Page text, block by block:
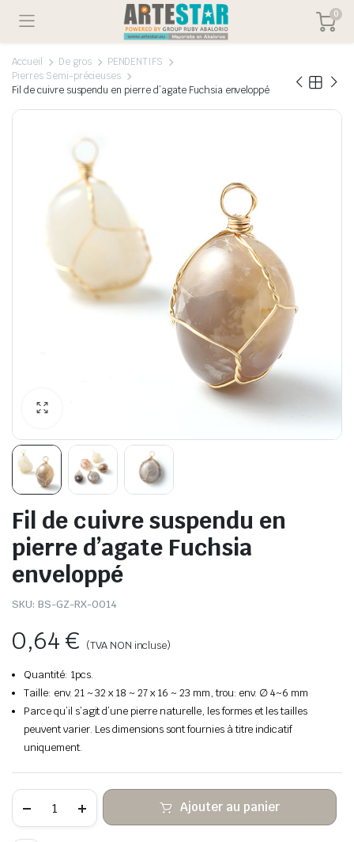
0
Accueil De gros
PENDENTIFS
Pierres Semi-précieuses
Fil de cuivre suspendu en pierre d’agate Fuchsia enveloppé
Fil de cuivre suspendu en
pierre d’agate Fuchsia
enveloppé
SKU: BS-GZ-RX-0014
0,64€ (TVA NON incluse)
Quantité: 1pcs.
Taille: env. 21 ~ 32 x 18 ~ 27 x 16 ~ 23 mm, trou: env. ∅ 4~6 mm
Parce qu’il s’agit d’une pierre naturelle, les formes et les tailles
peuvent varier. Les dimensions sont fournies à titre indicatif
uniquement.
Fil
Ajouter au panier